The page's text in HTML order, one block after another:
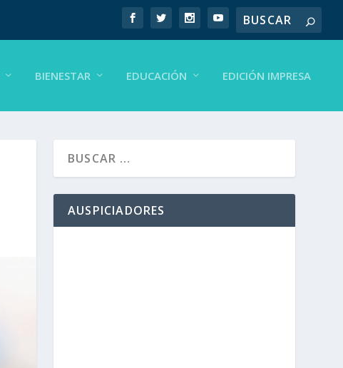
BIENESTAR EDUCACIÓN EDICIÓN IMPRESA
AUSPICIADORES